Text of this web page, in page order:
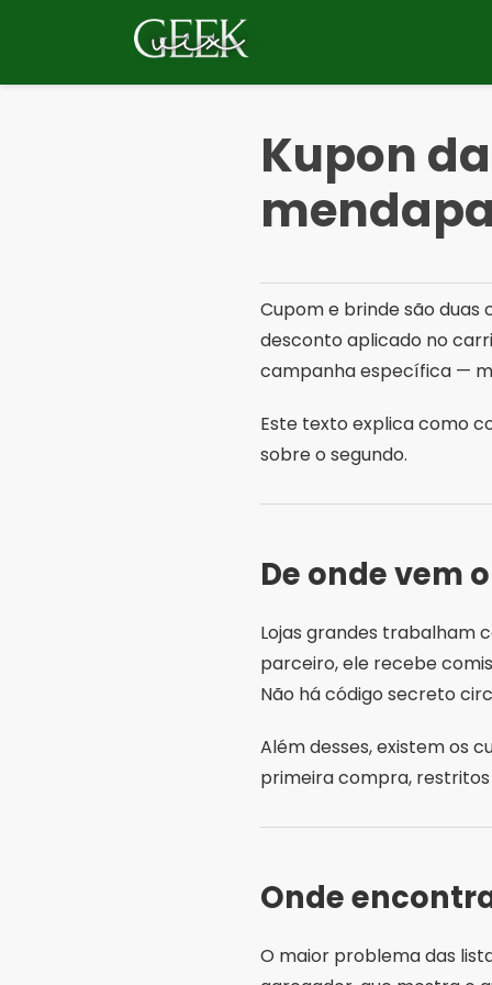
Kupon
Cupom e brinde são duas
desconto aplicado no
campanha específica —
Este texto explica como
sobre o segundo.
De onde vem
Lojas grandes trabalham
parceiro, ele recebe
Não há código secreto
Além desses, existem os
primeira compra,
Onde
O maior problema das